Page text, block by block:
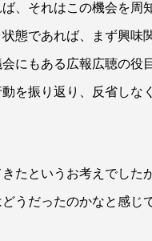
、それはこの機会を周
態であれば、まず興
にもある広報広聴の
を振り返り、反省しな
たというお考えでした
うだったのかなと感じ